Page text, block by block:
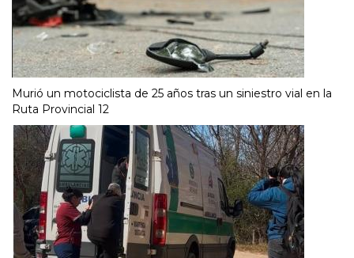
Murió un motociclista de 25 años tras un siniestro vial en la
Ruta Provincial 12